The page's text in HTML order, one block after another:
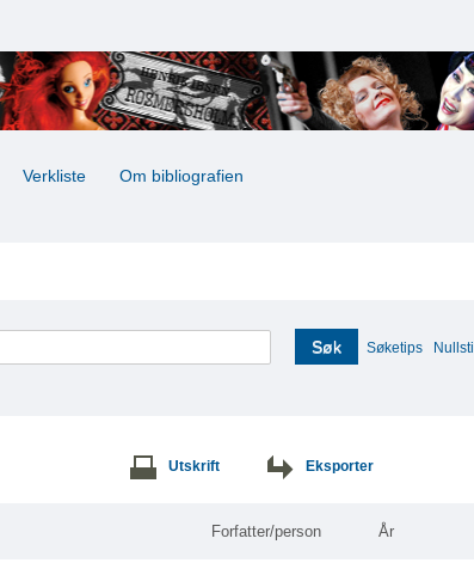
Verkliste Om bibliografien
Søk Søketips Nullstill
Utskrift Eksporter
Forfatter/person År